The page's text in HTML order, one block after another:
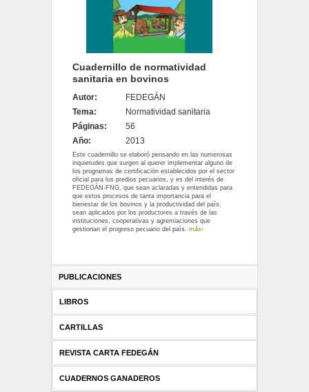
Cuadernillo de normatividad
sanitaria en bovinos
Autor:
FEDEGÁN
Tema:
Normatividad sanitaria
Páginas:
56
Año:
2013
Este cuadernillo se elaboró pensando en las numerosas
inquietudes que surgen al querer implementar alguno de
los programas de certificación establecidos por el sector
oficial para los predios pecuarios, y es del interés de
FEDEGÁN-FNG, que sean aclaradas y entendidas para
que estos procesos de tanta importancia para el
bienestar de los bovinos y la productividad del país,
sean aplicados por los productores a través de las
instituciones, cooperativas y agremiaciones que
gestionan el progreso pecuario del país. más›
PUBLICACIONES
LIBROS
CARTILLAS
REVISTA CARTA FEDEGÁN
CUADERNOS GANADEROS